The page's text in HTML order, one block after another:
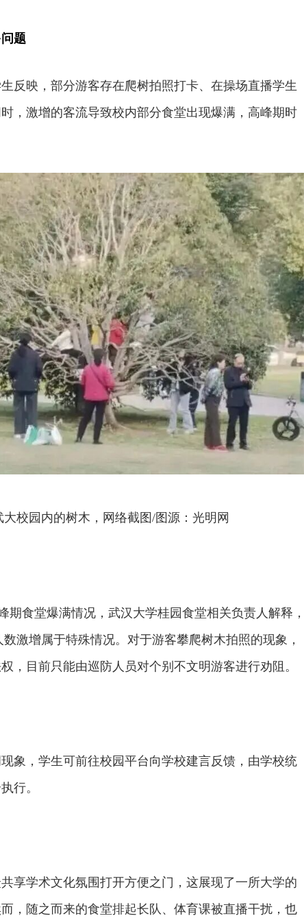
题
反映，部分游客存在爬树拍照打卡、在操场直播学生
，激增的客流导致校内部分食堂出现爆满，高峰期时
校园内的树木，网络截图/图源：光明网
期食堂爆满情况，武汉大学桂园食堂相关负责人解释，
激增属于特殊情况。对于游客攀爬树木拍照的现象，
，目前只能由巡防人员对个别不文明游客进行劝阻。
象，学生可前往校园平台向学校建言反馈，由学校统
行。
享学术文化氛围打开方便之门，这展现了一所大学的
，随之而来的食堂排起长队、体育课被直播干扰，也